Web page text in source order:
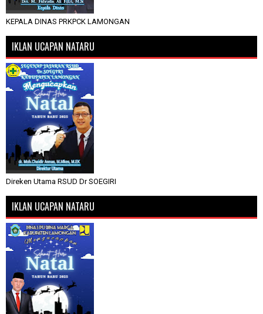
KEPALA DINAS PRKPCK LAMONGAN
IKLAN UCAPAN NATARU
Direken Utama RSUD Dr SOEGIRI
IKLAN UCAPAN NATARU